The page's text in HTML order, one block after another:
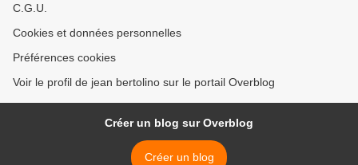
C.G.U.
Cookies et données personnelles
Préférences cookies
Voir le profil de jean bertolino sur le portail Overblog
Créer un blog sur Overblog
Créer un blog